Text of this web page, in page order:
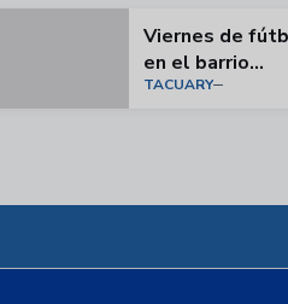
Viernes de
en el barrio
Mburicaó
TACUARY